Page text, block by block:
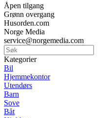
Åpen tilgang
Grønn overgang
Husorden.com
Norge Media
service@norgemedia.com
Kategorier
Bil
Hjemmekontor
Utendørs
Barn
Sove
Båt